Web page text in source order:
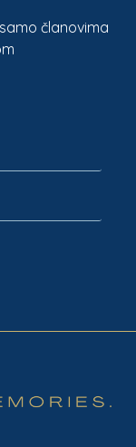
članovima